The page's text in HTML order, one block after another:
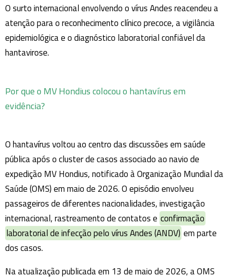
O surto internacional envolvendo o vírus Andes reacendeu a
atenção para o reconhecimento clínico precoce, a vigilância
epidemiológica e o diagnóstico laboratorial confiável da
hantavirose.
Por que o MV Hondius colocou o hantavírus em
evidência?
O hantavírus voltou ao centro das discussões em saúde
pública após o cluster de casos associado ao navio de
expedição MV Hondius, notificado à Organização Mundial da
Saúde (OMS) em maio de 2026. O episódio envolveu
passageiros de diferentes nacionalidades, investigação
internacional, rastreamento de contatos e confirmação
laboratorial de infecção pelo vírus Andes (ANDV) em parte
dos casos.
Na atualização publicada em 13 de maio de 2026, a OMS